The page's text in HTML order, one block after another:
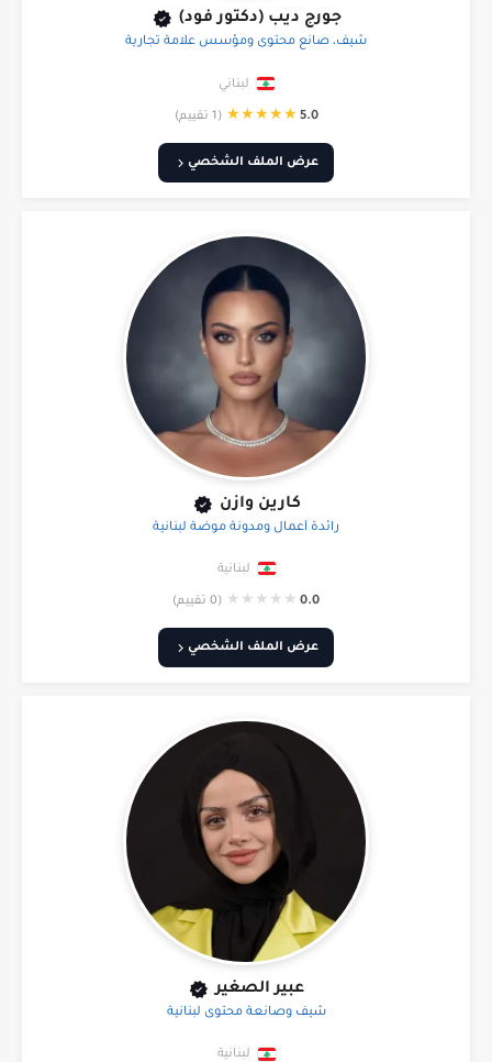
جورج ديب (دكتور فود)
شيف، صانع محتوى ومؤسس علامة تجارية
لبناني
5.0
★
★
★
★
★ (1 تقييم)
عرض الملف الشخصي
كارين وازن
رائدة أعمال ومدونة موضة لبنانية
لبنانية
0.0
★
★
★
★
★ (0 تقييم)
عرض الملف الشخصي
عبير الصغير
شيف وصانعة محتوى لبنانية
لبنانية